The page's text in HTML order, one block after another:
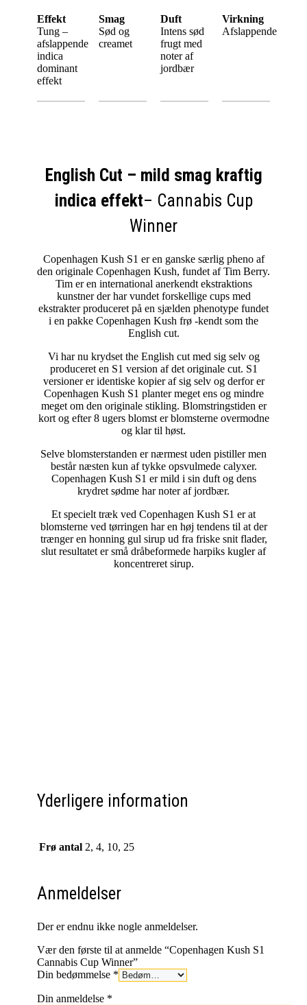
Effekt
Tung –
afslappende
indica
dominant
effekt
Smag
Sød og
creamet
Duft
Intens sød
frugt med
noter af
jordbær
Virkning
Afslappende
English Cut – mild smag kraftig
indica effekt– Cannabis Cup
Winner
Copenhagen Kush S1 er en ganske særlig pheno af
den originale Copenhagen Kush, fundet af Tim Berry.
Tim er en international anerkendt ekstraktions
kunstner der har vundet forskellige cups med
ekstrakter produceret på en sjælden phenotype fundet
i en pakke Copenhagen Kush frø -kendt som the
English cut.
Vi har nu krydset the English cut med sig selv og
produceret en S1 version af det originale cut. S1
versioner er identiske kopier af sig selv og derfor er
Copenhagen Kush S1 planter meget ens og mindre
meget om den originale stikling. Blomstringstiden er
kort og efter 8 ugers blomst er blomsterne overmodne
og klar til høst.
Selve blomsterstanden er nærmest uden pistiller men
består næsten kun af tykke opsvulmede calyxer.
Copenhagen Kush S1 er mild i sin duft og dens
krydret sødme har noter af jordbær.
Et specielt træk ved Copenhagen Kush S1 er at
blomsterne ved tørringen har en høj tendens til at der
trænger en honning gul sirup ud fra friske snit flader,
slut resultatet er små dråbeformede harpiks kugler af
koncentreret sirup.
Yderligere information
Frø antal 2, 4, 10, 25
Anmeldelser
Der er endnu ikke nogle anmeldelser.
Vær den første til at anmelde “Copenhagen Kush S1
Cannabis Cup Winner”
Din bedømmelse *
Din anmeldelse *